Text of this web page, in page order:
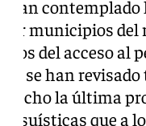
han
municipios
del acceso al
se han
hecho la última
casuísticas que a